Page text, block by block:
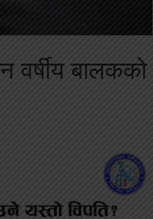
वर्षीय बालकको